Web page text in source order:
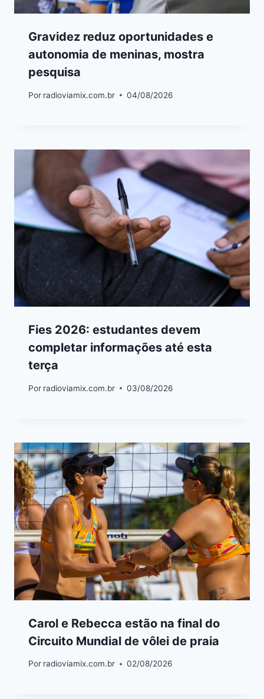
Gravidez reduz oportunidades e
autonomia de meninas, mostra
pesquisa
Por radioviamix.com.br 04/08/2026
Fies 2026: estudantes devem
completar informações até esta
terça
Por radioviamix.com.br 03/08/2026
Carol e Rebecca estão na final do
Circuito Mundial de vôlei de praia
Por radioviamix.com.br 02/08/2026